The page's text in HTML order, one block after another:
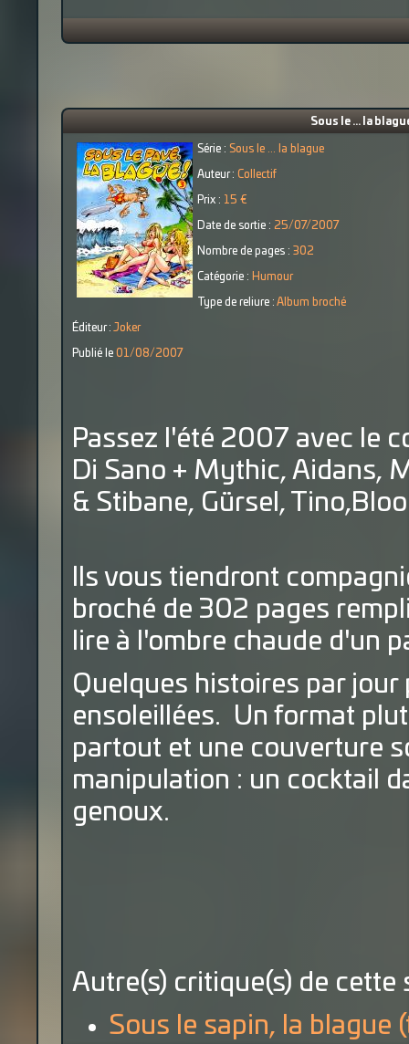
Sous le ... la
Série : Sous le ... la blague
Auteur : Collectif
Prix : 15 €
Date de sortie : 25/07/2007
Nombre de pages : 302
Catégorie : Humour
Type de reliure : Album broché
Éditeur : Joker
Publié le 01/08/2007
Passez l'été 2007 avec le
Di Sano + Mythic, Aidans,
& Stibane, Gürsel,
Ils vous tiendront
broché de 302 pages
lire à l'ombre chaude d'un
Quelques histoires par
ensoleillées. Un format
partout et une couverture
manipulation : un cocktail
genoux.
Autre(s) critique(s) de cette
Sous le sapin, la blague